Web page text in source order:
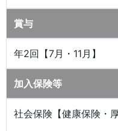
賞与
年2回【7月・11月】
加入保険等
社会保険【健康保険・